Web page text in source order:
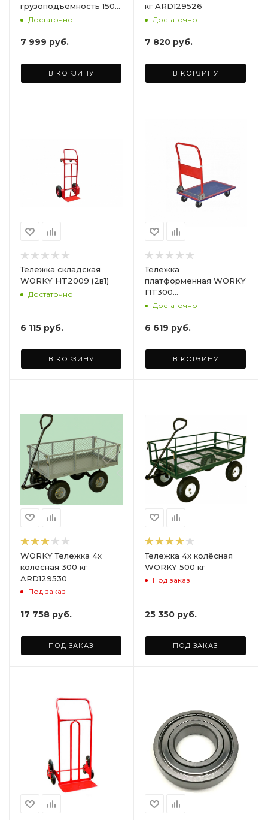
грузоподъёмность 150
кг Достаточно
7 999 руб.
В КОРЗИНУ
кг ARD129526
Достаточно
7 820 руб.
В КОРЗИНУ
Тележка складская
WORKY HT2009 (2в1)
Достаточно
6 115 руб.
В КОРЗИНУ
Тележка
платформенная WORKY
ПT300
грузоподъёмность 300
900х600
Достаточно
6 619 руб.
В КОРЗИНУ
WORKY Тележка 4х
колёсная 300 кг
ARD129530
Под заказ
17 758 руб.
ПОД ЗАКАЗ
Тележка 4х колёсная
WORKY 500 кг
Под заказ
25 350 руб.
ПОД ЗАКАЗ